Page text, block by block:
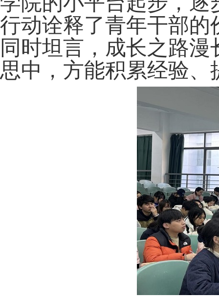
行动诠释了青年干部
同时坦言，成长之路
思中，方能积累经验、